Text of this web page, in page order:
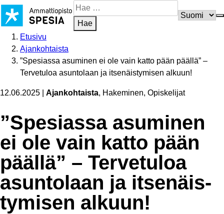
Siirry
sisältöön
Hae
sivustosta
Hae
Etusivu
Ajankohtaista
”Spesiassa asuminen ei ole vain katto pään päällä” –
Tervetuloa asuntolaan ja itsenäistymisen alkuun!
12.06.2025 Ajankohtaista, Hakeminen, Opiskelijat
”Spesiassa asuminen
ei ole vain katto pään
päällä” – Tervetuloa
asuntolaan ja itsenäis­
ty­misen alkuun!